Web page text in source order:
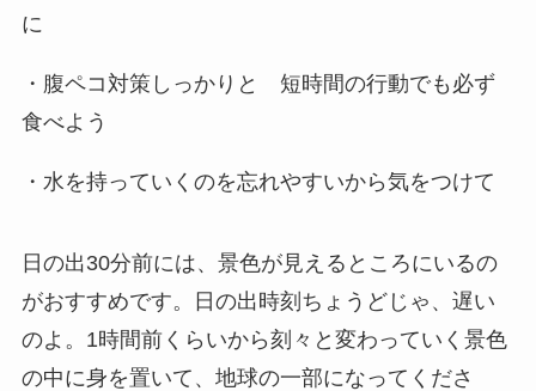
に
・腹ペコ対策しっかりと 短時間の行動でも必ず
食べよう
・水を持っていくのを忘れやすいから気をつけて
日の出30分前には、景色が見えるところにいるの
がおすすめです。日の出時刻ちょうどじゃ、遅い
のよ。1時間前くらいから刻々と変わっていく景色
の中に身を置いて、地球の一部になってくださ